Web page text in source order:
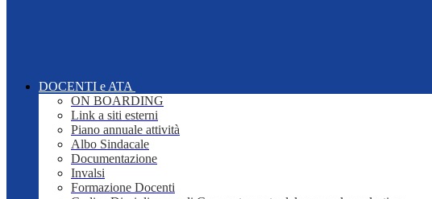
DOCENTI e ATA
ON BOARDING
Link a siti esterni
Piano annuale attività
Albo Sindacale
Documentazione
Invalsi
Formazione Docenti